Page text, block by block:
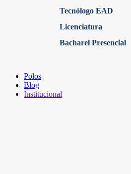
Tecnólogo EAD
Licenciatura
Bacharel Presencial
Polos
Blog
Institucional